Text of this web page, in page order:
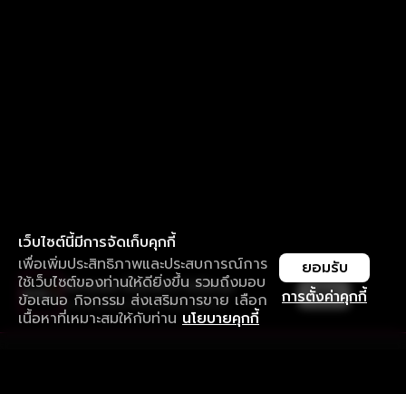
เว็บไซต์นี้มีการจัดเก็บคุกกี้
เพื่อเพิ่มประสิทธิภาพและประสบการณ์การ
ใช้เว็บไซต์ของท่านให้ดียิ่งขึ้น รวมถึงมอบ
ข้อเสนอ กิจกรรม ส่งเสริมการขาย เลือก
เนื้อหาที่เหมาะสมให้กับท่าน นโยบายคุกกี้
การตั้งค่าคุกกี้
ยอมรับ
ใช้งานแอป ลื่นไหลกว่า ไม่มีสะดุด
ดาวน์โหลดแอปเพื่อการรับชมที่ดีกว่า เปิด